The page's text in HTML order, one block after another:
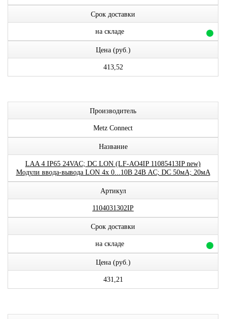
Срок доставки
на складе
Цена (руб.)
413,52
Производитель
Metz Connect
Название
LAA 4 IP65 24VAC; DC LON (LF-AO4IP 11085413IP new)
Модули ввода-вывода LON 4x 0...10В 24В AC; DC 50мА; 20мА
Артикул
1104031302IP
Срок доставки
на складе
Цена (руб.)
431,21